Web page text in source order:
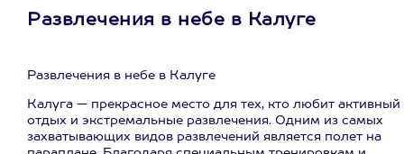
Развлечения в небе в Калуге
Развлечения в небе в Калуге
Калуга — прекрасное место для тех, кто любит активный
отдых и экстремальные развлечения. Одним из самых
захватывающих видов развлечений является полет на